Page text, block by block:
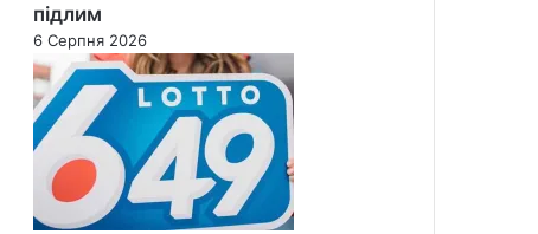
підлим
6 Серпня 2026